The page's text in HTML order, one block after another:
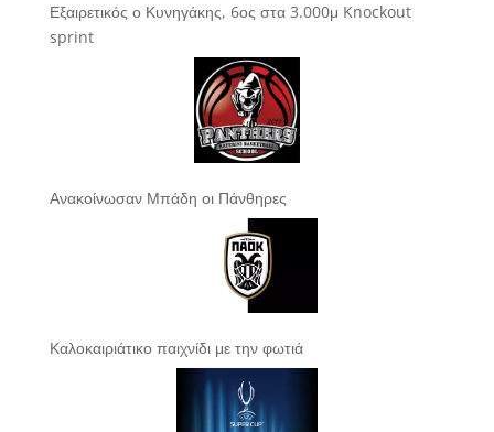
Εξαιρετικός ο Κυνηγάκης, 6ος στα 3.000μ Knockout
sprint
Ανακοίνωσαν Μπάδη οι Πάνθηρες
Καλοκαιριάτικο παιχνίδι με την φωτιά